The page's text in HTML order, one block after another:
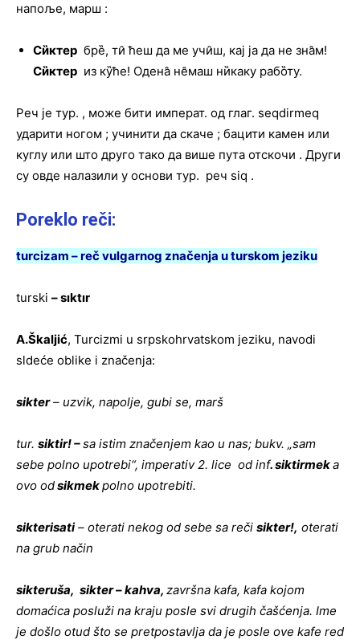
напоље, марш :
Си̏ктер бре̏, ти̑ ћеш да ме учи̑ш, кај ја да не зна̑м!
Си̏ктер из ку̏ће! Одена̑ не̑маш ни̏каку рабо̏ту.
Реч је тур. , може бити императ. од глаг. seqdirmeq
ударити ногом ; учинити да скаче ; бацити камен или
куглу или што друго тако да више пута отскочи . Други
су овде налазили у основи тур. реч siq .
Poreklo reči:
turcizam – reč vulgarnog značenja u turskom jeziku
turski –sıktır
A.Škaljić, Turcizmi u srpskohrvatskom jeziku, navodi
sldeće oblike i značenja:
sikter– uzvik, napolje, gubi se, marš
tur. siktir! –sa istim značenjem kao u nas; bukv. „sam
sebe polno upotrebi“, imperativ 2. lice od inf. siktirmeka
ovo odsikmekpolno upotrebiti.
sikterisati– oterati nekog od sebe sa reči sikter!, oterati
na grub način
sikteruša, sikter – kahva, završna kafa, kafa kojom
domaćica posluži na kraju posle svi drugih čašćenja. Ime
je došlo otud što se pretpostavlja da je posle ove kafe red